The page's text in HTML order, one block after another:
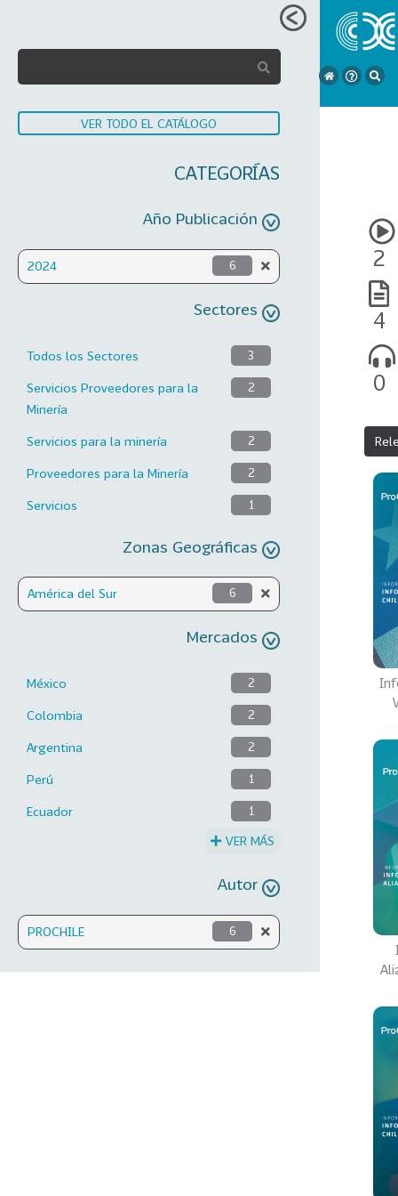
VER TODO EL CATÁLOGO
CATEGORÍAS
Año Publicación
2024 6
Sectores
Todos los Sectores 3
Servicios Proveedores para la
Minería
2
Servicios para la minería 2
Proveedores para la Minería 2
Servicios 1
Zonas Geográficas
América del Sur 6
Mercados
México 2
Colombia 2
Argentina 2
Perú 1
Ecuador 1
VER MÁS
Autor
PROCHILE 6
2
4
0